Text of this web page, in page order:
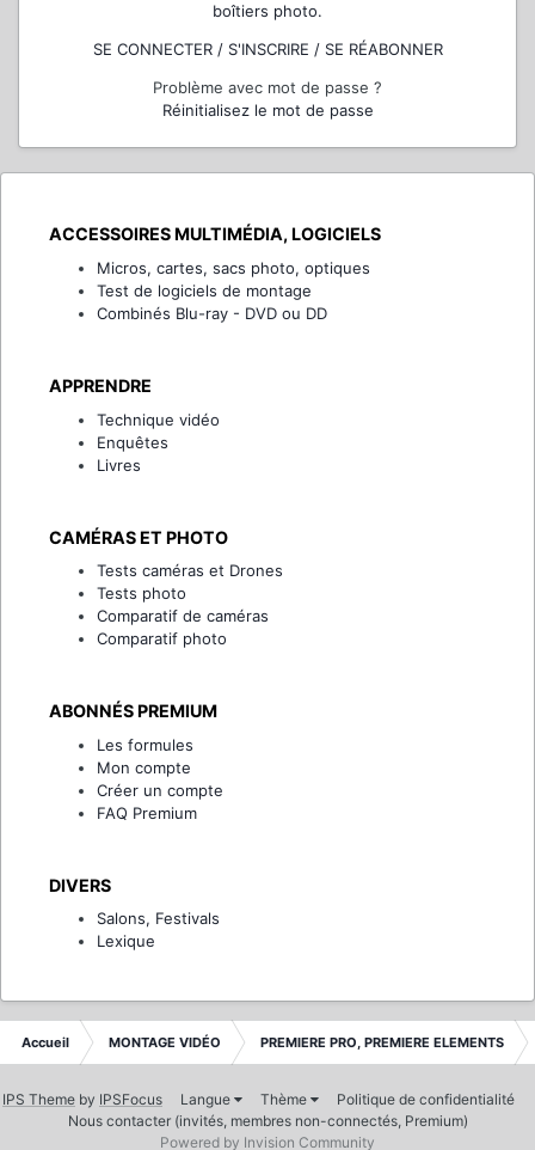
boîtiers photo.
SE CONNECTER / S'INSCRIRE / SE RÉABONNER
Problème avec mot de passe ?
Réinitialisez le mot de passe
ACCESSOIRES MULTIMÉDIA, LOGICIELS
Micros, cartes, sacs photo, optiques
Test de logiciels de montage
Combinés Blu-ray - DVD ou DD
APPRENDRE
Technique vidéo
Enquêtes
Livres
CAMÉRAS ET PHOTO
Tests caméras et Drones
Tests photo
Comparatif de caméras
Comparatif photo
ABONNÉS PREMIUM
Les formules
Mon compte
Créer un compte
FAQ Premium
DIVERS
Salons, Festivals
Lexique
Accueil MONTAGE VIDÉO PREMIERE PRO, PREMIERE ELEMENTS
IPS Theme by IPSFocus Langue Thème
Politique de confidentialité
Nous contacter (invités, membres non-connectés, Premium)
Powered by Invision Community